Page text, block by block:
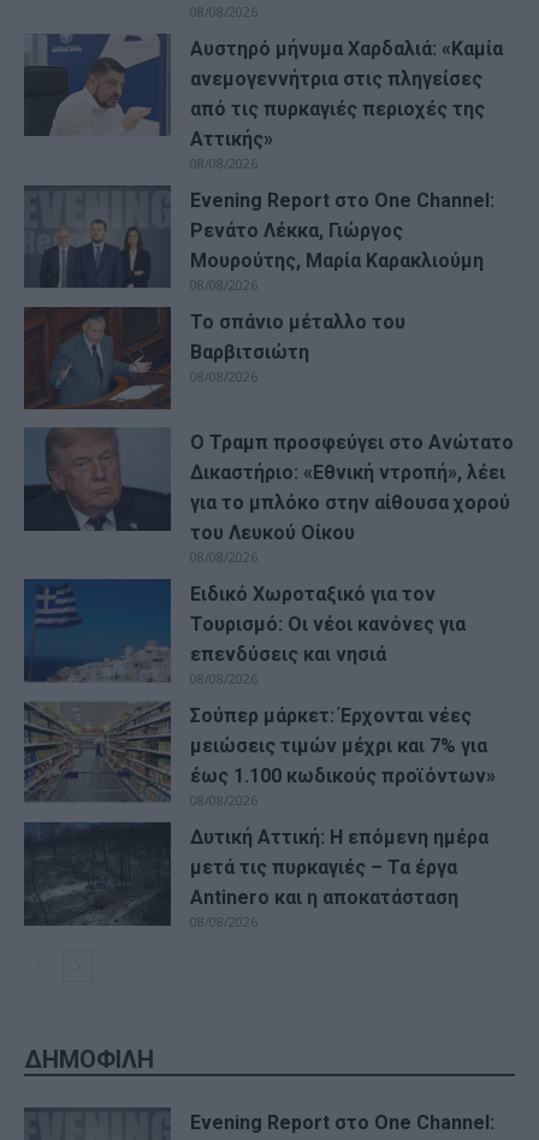
08/08/2026
Αυστηρό μήνυμα Χαρδαλιά: «Καμία
ανεμογεννήτρια στις πληγείσες
από τις πυρκαγιές περιοχές της
Αττικής»
08/08/2026
Evening Report στο One Channel:
Ρενάτο Λέκκα, Γιώργος
Μουρούτης, Μαρία Καρακλιούμη
08/08/2026
Το σπάνιο μέταλλο του
Βαρβιτσιώτη
08/08/2026
Ο Τραμπ προσφεύγει στο Ανώτατο
Δικαστήριο: «Εθνική ντροπή», λέει
για το μπλόκο στην αίθουσα χορού
του Λευκού Οίκου
08/08/2026
Ειδικό Χωροταξικό για τον
Τουρισμό: Οι νέοι κανόνες για
επενδύσεις και νησιά
08/08/2026
Σούπερ μάρκετ: Έρχονται νέες
μειώσεις τιμών μέχρι και 7% για
έως 1.100 κωδικούς προϊόντων»
08/08/2026
Δυτική Αττική: Η επόμενη ημέρα
μετά τις πυρκαγιές – Τα έργα
Antinero και η αποκατάσταση
08/08/2026
ΔΗΜΟΦΙΛΗ
Evening Report στο One Channel: